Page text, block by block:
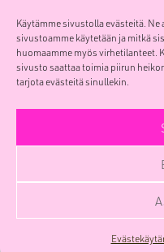
Käytämme sivustolla evästeitä.
sivustoamme käytetään ja mitkä
huomaamme myös virhetilanteet.
sivusto saattaa toimia piirun
tarjota evästeitä sinullekin.
Mainostoimisto
POOL Verk
Sörnäistenkatu 1
Y-tunnus 0741439-6
Facebook